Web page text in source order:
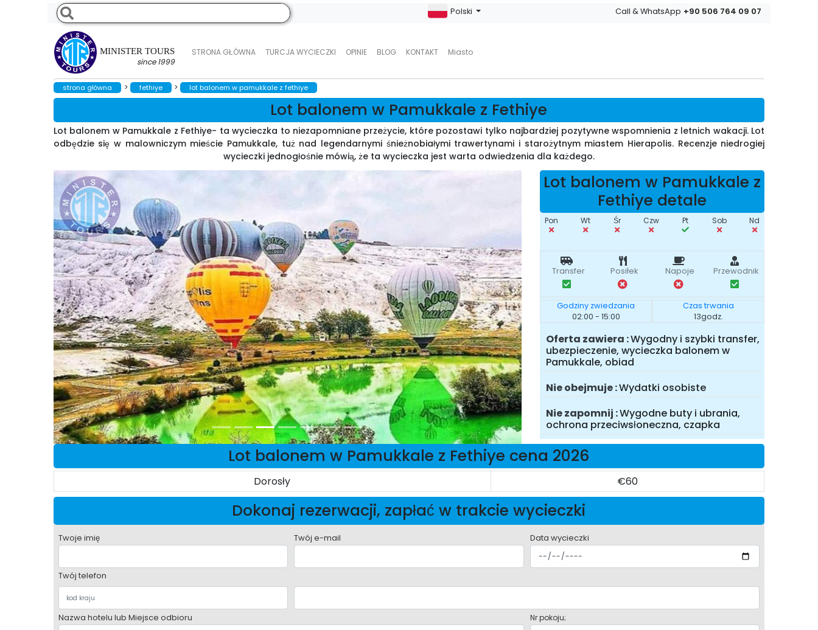
MINISTER TOURS
since 1999
STRONA GŁÓWNA ТURCJA WYCIECZKI OPINIE BLOG KONTAKT Miasto
Polski Call & WhatsApp +90 506 764 09 07
strona główna > fethiye > lot balonem w pamukkale z fethiye
Lot balonem w Pamukkale z Fethiye
Lot balonem w Pamukkale z Fethiye- ta wycieczka to niezapomniane przeżycie, które pozostawi tylko najbardziej pozytywne wspomnienia z letnich wakacji. Lot
odbędzie się w malowniczym mieście Pamukkale, tuż nad legendarnymi śnieżnobiałymi trawertynami i starożytnym miastem Hierapolis. Recenzje niedrogiej
wycieczki jednogłośnie mówią, że ta wycieczka jest warta odwiedzenia dla każdego.
Lot balonem w Pamukkale z
Fethiye detale
Pon Wt Śr Czw Pt Sob Nd
Transfer Posiłek Napoje Przewodnik
Godziny zwiedzania
02:00 - 15:00
Czas trwania
13godz.
Oferta zawiera Wygodny i szybki transfer,
ubezpieczenie, wycieczka balonem w
Pamukkale, obiad
Nie obejmuje Wydatki osobiste
Nie zapomnij Wygodne buty i ubrania,
ochrona przeciwsłoneczna, czapka
Lot balonem w Pamukkale z Fethiye cena 2026
Dorosły €60
Dokonaj rezerwacji, zapłać w trakcie wycieczki
Twoje imię Twój e-mail Data wycieczki
Twój telefon
Nazwa hotelu lub Miejsce odbioru Nr pokoju;